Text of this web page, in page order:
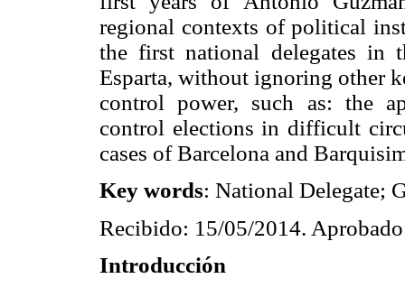
regional contexts of political
the first national delegates in
Esparta, without ignoring other
control power, such as: the
control elections in difficult
cases of Barcelona and
Key words: National Delegate;
Recibido: 15/05/2014.
Introducción